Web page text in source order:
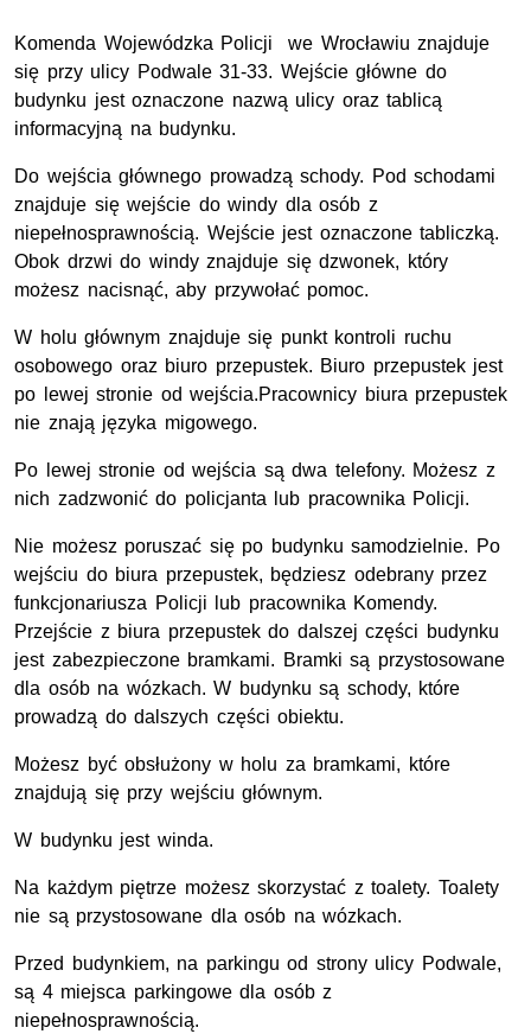
Komenda Wojewódzka Policji we Wrocławiu znajduje
się przy ulicy Podwale 31-33. Wejście główne do
budynku jest oznaczone nazwą ulicy oraz tablicą
informacyjną na budynku.
Do wejścia głównego prowadzą schody. Pod schodami
znajduje się wejście do windy dla osób z
niepełnosprawnością. Wejście jest oznaczone tabliczką.
Obok drzwi do windy znajduje się dzwonek, który
możesz nacisnąć, aby przywołać pomoc.
W holu głównym znajduje się punkt kontroli ruchu
osobowego oraz biuro przepustek. Biuro przepustek jest
po lewej stronie od wejścia.Pracownicy biura przepustek
nie znają języka migowego.
Po lewej stronie od wejścia są dwa telefony. Możesz z
nich zadzwonić do policjanta lub pracownika Policji.
Nie możesz poruszać się po budynku samodzielnie. Po
wejściu do biura przepustek, będziesz odebrany przez
funkcjonariusza Policji lub pracownika Komendy.
Przejście z biura przepustek do dalszej części budynku
jest zabezpieczone bramkami. Bramki są przystosowane
dla osób na wózkach. W budynku są schody, które
prowadzą do dalszych części obiektu.
Możesz być obsłużony w holu za bramkami, które
znajdują się przy wejściu głównym.
W budynku jest winda.
Na każdym piętrze możesz skorzystać z toalety. Toalety
nie są przystosowane dla osób na wózkach.
Przed budynkiem, na parkingu od strony ulicy Podwale,
są 4 miejsca parkingowe dla osób z
niepełnosprawnością.